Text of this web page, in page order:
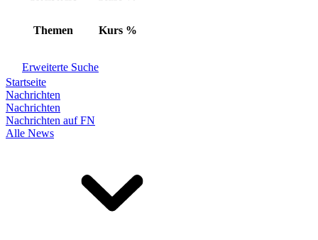
Themen Kurs %
Erweiterte Suche
Startseite
Nachrichten
Nachrichten
Nachrichten auf FN
Alle News